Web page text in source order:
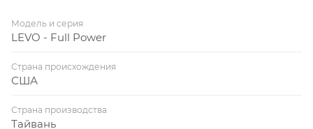
Модель и серия
LEVO - Full Power
Страна происхождения
США
Страна производства
Тайвань